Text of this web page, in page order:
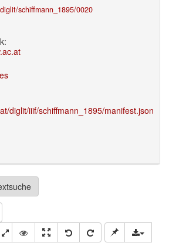
schiffmann_1895/0020
diglit/iiif/schiffmann_1895/manifest.json